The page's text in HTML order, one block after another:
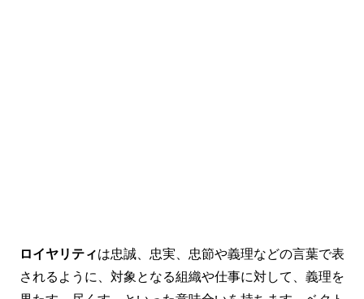
ロイヤリティは忠誠、忠実、忠節や義理などの言葉で表
されるように、対象となる組織や仕事に対して、義理を